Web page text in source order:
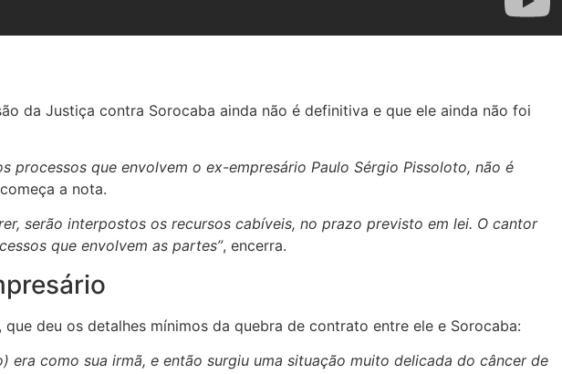
da Justiça contra Sorocaba ainda não é definitiva e que ele ainda não foi
processos que envolvem o ex-empresário Paulo Sérgio Pissoloto, não é
a nota.
serão interpostos os recursos cabíveis, no prazo previsto em lei. O cantor
que envolvem as partes”, encerra.
, que deu os detalhes mínimos da quebra de contrato entre ele e Sorocaba:
como sua irmã, e então surgiu uma situação muito delicada do câncer de